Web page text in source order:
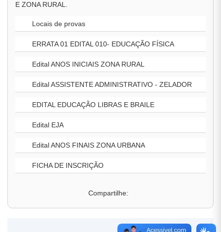
E ZONA RURAL.
Locais de provas
ERRATA 01 EDITAL 010- EDUCAÇÃO FÍSICA
Edital ANOS INICIAIS ZONA RURAL
Edital ASSISTENTE ADMINISTRATIVO - ZELADOR
EDITAL EDUCAÇÃO LIBRAS E BRAILE
Edital EJA
Edital ANOS FINAIS ZONA URBANA
FICHA DE INSCRIÇÃO
Compartilhe: